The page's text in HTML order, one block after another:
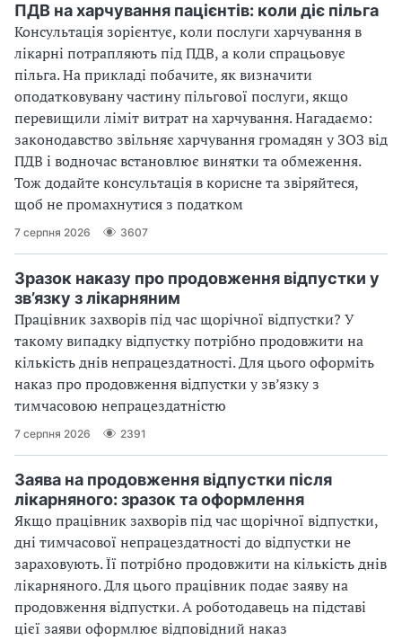
ПДВ на харчування пацієнтів: коли діє пільга
Консультація зорієнтує, коли послуги харчування в
лікарні потрапляють під ПДВ, а коли спрацьовує
пільга. На прикладі побачите, як визначити
оподатковувану частину пільгової послуги, якщо
перевищили ліміт витрат на харчування. Нагадаємо:
законодавство звільняє харчування громадян у ЗОЗ від
ПДВ і водночас встановлює винятки та обмеження.
Тож додайте консультація в корисне та звіряйтеся,
щоб не промахнутися з податком
7 серпня 2026 3607
Зразок наказу про продовження відпустки у
зв’язку з лікарняним
Працівник захворів під час щорічної відпустки? У
такому випадку відпустку потрібно продовжити на
кількість днів непрацездатності. Для цього оформіть
наказ про продовження відпустки у зв’язку з
тимчасовою непрацездатністю
7 серпня 2026 2391
Заява на продовження відпустки після
лікарняного: зразок та оформлення
Якщо працівник захворів під час щорічної відпустки,
дні тимчасової непрацездатності до відпустки не
зараховують. Її потрібно продовжити на кількість днів
лікарняного. Для цього працівник подає заяву на
продовження відпустки. А роботодавець на підставі
цієї заяви оформлює відповідний наказ